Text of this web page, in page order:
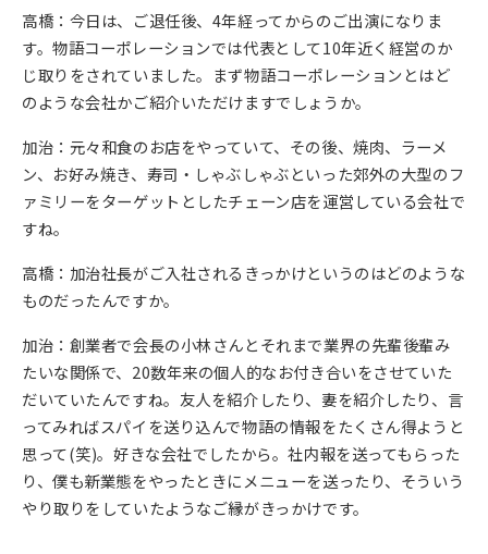
高橋：今日は、ご退任後、4年経ってからのご出演になりま
す。物語コーポレーションでは代表として10年近く経営のか
じ取りをされていました。まず物語コーポレーションとはど
のような会社かご紹介いただけますでしょうか。
加治：元々和食のお店をやっていて、その後、焼肉、ラーメ
ン、お好み焼き、寿司・しゃぶしゃぶといった郊外の大型のフ
ァミリーをターゲットとしたチェーン店を運営している会社で
すね。
高橋：加治社長がご入社されるきっかけというのはどのような
ものだったんですか。
加治：創業者で会長の小林さんとそれまで業界の先輩後輩み
たいな関係で、20数年来の個人的なお付き合いをさせていた
だいていたんですね。友人を紹介したり、妻を紹介したり、言
ってみればスパイを送り込んで物語の情報をたくさん得ようと
思って(笑)。好きな会社でしたから。社内報を送ってもらった
り、僕も新業態をやったときにメニューを送ったり、そういう
やり取りをしていたようなご縁がきっかけです。